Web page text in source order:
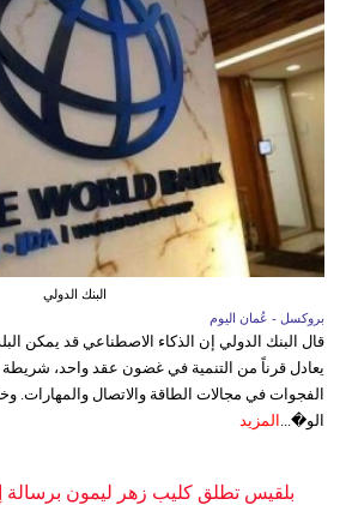
البنك الدولي
بروكسل - عُمان اليوم
قال البنك الدولي إن الذكاء الاصطناعي قد يمكن
يعادل قرناً من التنمية في غضون عقد واحد،
الفجوات في مجالات الطاقة والاتصال والمهارات.
الو�... المزيد
بلقيس تطلق كليب زهر ليمون برسالة